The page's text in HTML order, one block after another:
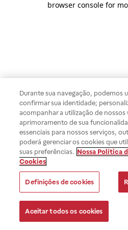
browser console for
Durante sua navegação, podemos
confirmar sua identidade;
acompanhar a utilização de nossos
aprimoramento de sua
essenciais para nossos serviços,
poderá gerenciar os cookies que
suas preferências. Nossa Política
Cookies
Definições de cookies
Aceitar todos os cookies